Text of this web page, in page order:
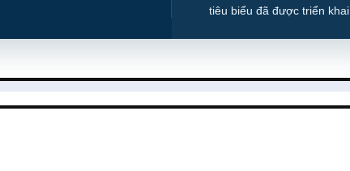
tiêu biểu đã được triển khai.